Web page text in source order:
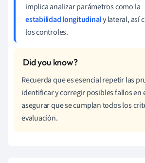
implica analizar parámetros como la
estabilidad longitudinaly lateral, así
los controles.
Recuerda que es esencial repetir las
identificar y corregir posibles fallos en
asegurar que se cumplan todos los
evaluación.